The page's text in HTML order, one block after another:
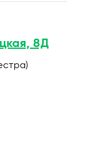
8Д